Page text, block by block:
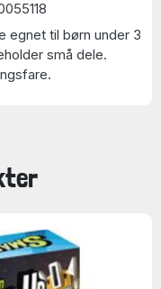
egnet til børn under 3
små dele.